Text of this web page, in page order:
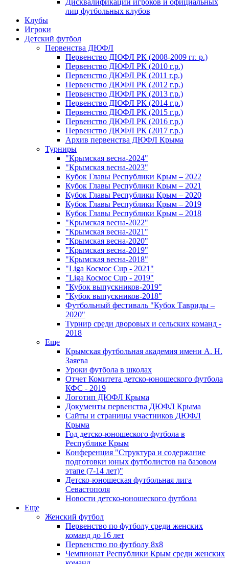
Дисквалификации игроков и официальных
лиц футбольных клубов
Клубы
Игроки
Детский футбол
Первенства ДЮФЛ
Первенство ДЮФЛ РК (2008-2009 гг. р.)
Первенство ДЮФЛ РК (2010 г.р.)
Первенство ДЮФЛ РК (2011 г.р.)
Первенство ДЮФЛ РК (2012 г.р.)
Первенство ДЮФЛ РК (2013 г.р.)
Первенство ДЮФЛ РК (2014 г.р.)
Первенство ДЮФЛ РК (2015 г.р.)
Первенство ДЮФЛ РК (2016 г.р.)
Первенство ДЮФЛ РК (2017 г.р.)
Архив первенства ДЮФЛ Крыма
Турниры
"Крымская весна-2024"
"Крымская весна-2023"
Кубок Главы Республики Крым – 2022
Кубок Главы Республики Крым – 2021
Кубок Главы Республики Крым – 2020
Кубок Главы Республики Крым – 2019
Кубок Главы Республики Крым – 2018
"Крымская весна-2022"
"Крымская весна-2021"
"Крымская весна-2020"
"Крымская весна-2019"
"Крымская весна-2018"
"Liga Космос Cup - 2021"
"Liga Космос Cup - 2019"
"Кубок выпускников-2019"
"Кубок выпускников-2018"
Футбольный фестиваль "Кубок Тавриды –
2020"
Турнир среди дворовых и сельских команд -
2018
Еще
Крымская футбольная академия имени А. Н.
Заяева
Уроки футбола в школах
Отчет Комитета детско-юношеского футбола
КФС - 2019
Логотип ДЮФЛ Крыма
Документы первенства ДЮФЛ Крыма
Сайты и страницы участников ДЮФЛ
Крыма
Год детско-юношеского футбола в
Республике Крым
Конференция "Структура и содержание
подготовки юных футболистов на базовом
этапе (7-14 лет)"
Детско-юношеская футбольная лига
Севастополя
Новости детско-юношеского футбола
Еще
Женский футбол
Первенство по футболу среди женских
команд до 16 лет
Первенство по футболу 8х8
Чемпионат Республики Крым среди женских